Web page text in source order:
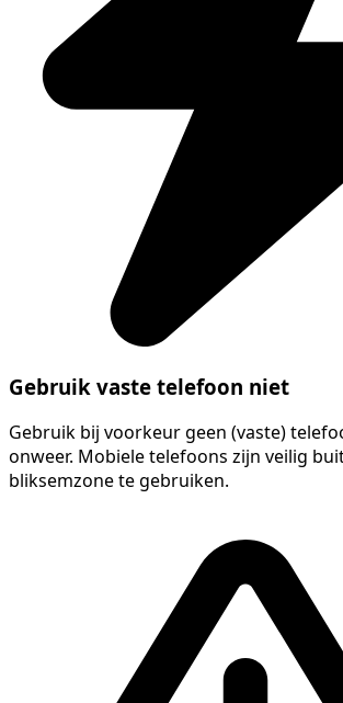
Gebruik vaste telefoon niet
Gebruik bij voorkeur geen (vaste)
onweer. Mobiele telefoons zijn veilig
bliksemzone te gebruiken.